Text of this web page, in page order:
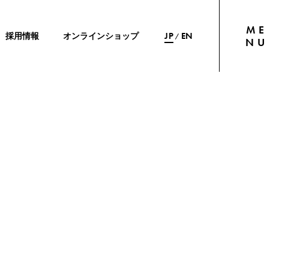
採用情報 オンラインショップ JP / EN
ME
NU